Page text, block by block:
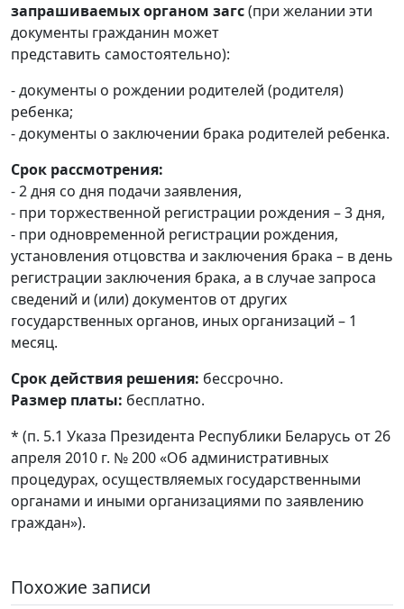
запрашиваемых органом загс(при желании эти
документы гражданин может
представить самостоятельно):
- документы о рождении родителей (родителя)
ребенка;
- документы о заключении брака родителей ребенка.
Срок рассмотрения:
- 2 дня со дня подачи заявления,
- при торжественной регистрации рождения – 3 дня,
- при одновременной регистрации рождения,
установления отцовства и заключения брака – в день
регистрации заключения брака, а в случае запроса
сведений и (или) документов от других
государственных органов, иных организаций – 1
месяц.
Срок действия решения: бессрочно.
Размер платы: бесплатно.
* (п. 5.1 Указа Президента Республики Беларусь от 26
апреля 2010 г. № 200 «Об административных
процедурах, осуществляемых государственными
органами и иными организациями по заявлению
граждан»).
Похожие записи